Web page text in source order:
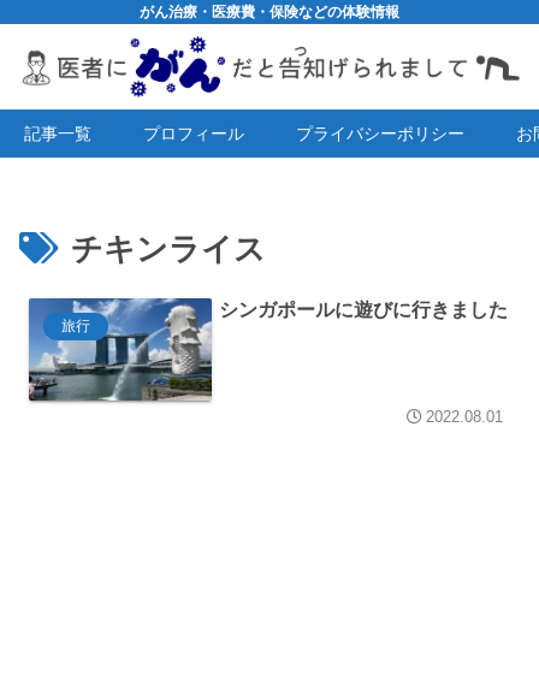
がん治療・医療費・保険などの体験情報
記事一覧 プロフィール プライバシーポリシー お
チキンライス
旅行
シンガポールに遊びに行きました
2022.08.01